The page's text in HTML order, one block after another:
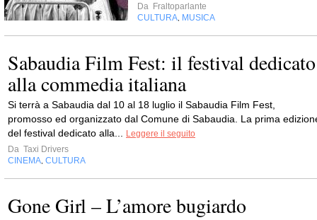
Da Fraltoparlante
CULTURA MUSICA
Sabaudia Film Fest: il festival dedicato
alla commedia italiana
Si terrà a Sabaudia dal 10 al 18 luglio il Sabaudia Film Fest,
promosso ed organizzato dal Comune di Sabaudia. La prima
del festival dedicato alla...
Leggere il seguito
Da Taxi Drivers
CINEMA CULTURA
Gone Girl – L’amore bugiardo